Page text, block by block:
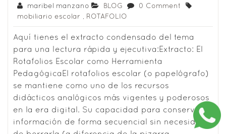
maribel manzano BLOG
0 Comment
mobiliario escolar , ROTAFOLIO
Aquí tienes el extracto condensado del tema
para una lectura rápida y ejecutiva:Extracto: El
Rotafolios Escolar como Herramienta
PedagógicaEl rotafolios escolar (o papelógrafo)
se mantiene como uno de los recursos
didácticos analógicos más vigentes y poderosos
en la era digital. Su capacidad para conservar la
información de forma secuencial sin necesidad